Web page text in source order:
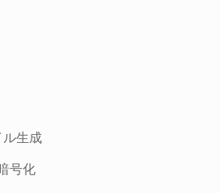
ル生成
号化